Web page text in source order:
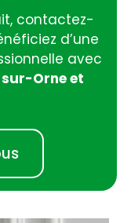
contactez-
d’une
avec
Orne et